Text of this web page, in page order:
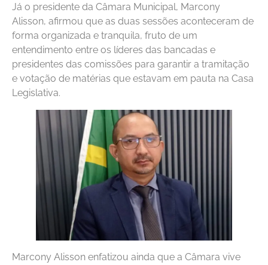
Já o presidente da Câmara Municipal, Marcony
Alisson, afirmou que as duas sessões aconteceram de
forma organizada e tranquila, fruto de um
entendimento entre os líderes das bancadas e
presidentes das comissões para garantir a tramitação
e votação de matérias que estavam em pauta na Casa
Legislativa.
Marcony Alisson enfatizou ainda que a Câmara vive